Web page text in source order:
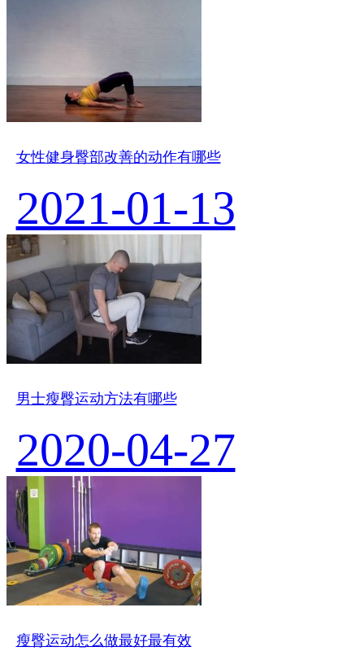
女性健身臀部改善的动作有哪些
2021-01-13
男士瘦臀运动方法有哪些
2020-04-27
瘦臀运动怎么做最好最有效